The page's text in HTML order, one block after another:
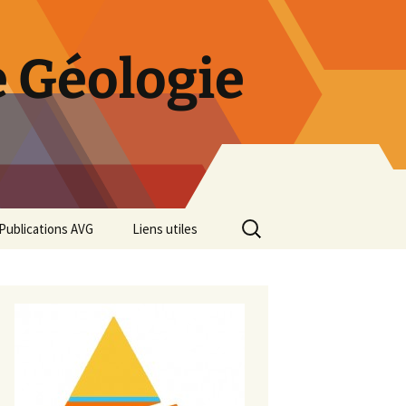
Publications AVG
Diaporama Exposition
minéralogique AVG 2016
Liens utiles
Rechercher :